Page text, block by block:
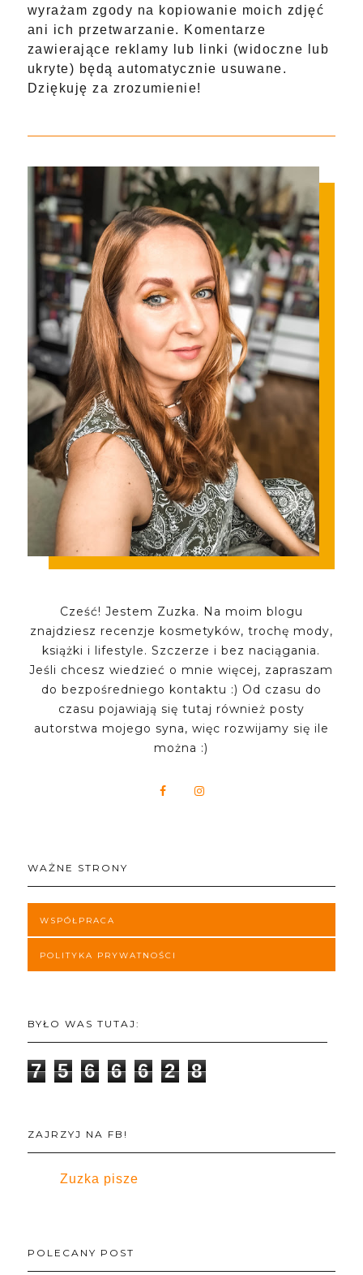
wyrażam zgody na kopiowanie moich zdjęć
ani ich przetwarzanie. Komentarze
zawierające reklamy lub linki (widoczne lub
ukryte) będą automatycznie usuwane.
Dziękuję za zrozumienie!
Cześć! Jestem Zuzka. Na moim blogu
znajdziesz recenzje kosmetyków, trochę mody,
książki i lifestyle. Szczerze i bez naciągania.
Jeśli chcesz wiedzieć o mnie więcej, zapraszam
do bezpośredniego kontaktu :) Od czasu do
czasu pojawiają się tutaj również posty
autorstwa mojego syna, więc rozwijamy się ile
można :)
WAŻNE STRONY
WSPÓŁPRACA
POLITYKA PRYWATNOŚCI
BYŁO WAS TUTAJ:
7 5 6 6 6 2 8
ZAJRZYJ NA FB!
Zuzka pisze
POLECANY POST